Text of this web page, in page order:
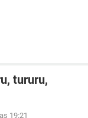
tururu,
19:21